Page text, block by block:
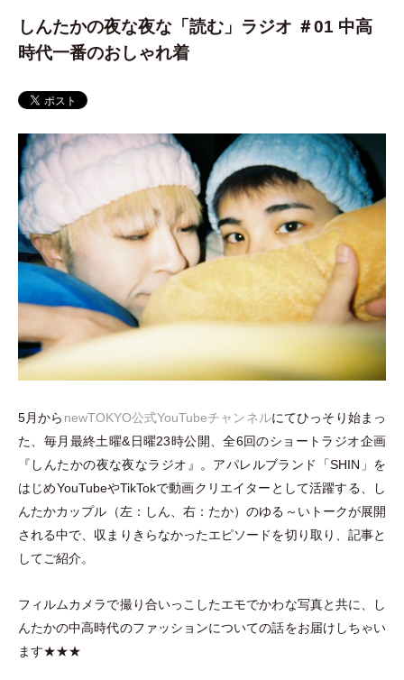
しんたかの夜な夜な「読む」ラジオ ＃01 中高
時代一番のおしゃれ着
5月から newTOKYO公式YouTubeチャンネルにてひっそり始まっ
た、毎月最終土曜&日曜23時公開、全6回のショートラジオ企画
『しんたかの夜な夜なラジオ』。アパレルブランド
「SHIN 」 を
はじめYouTubeやTikTokで動画クリエイターとして活躍する、し
んたかカップル （左：しん、右：たか）のゆる～いトークが展開
される中で、収まりきらなかったエピソードを切り取り、記事と
してご紹介。
フィルムカメラで撮り合いっこしたエモでかわな写真と共に、し
んたかの中高時代のファッションについての話をお届けしちゃい
ます★★★